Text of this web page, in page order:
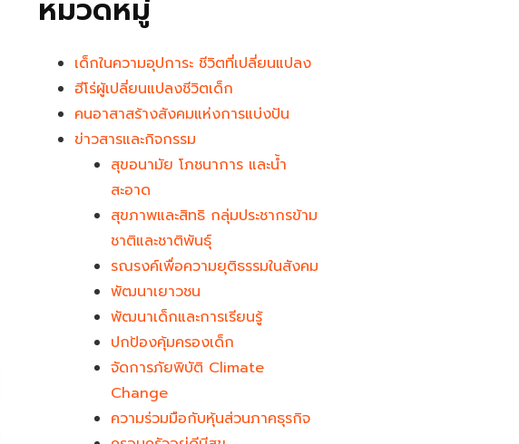
หมวดหมู่
เด็กในความอุปการะ ชีวิตที่เปลี่ยนแปลง
ฮีโร่ผู้เปลี่ยนแปลงชีวิตเด็ก
คนอาสาสร้างสังคมแห่งการแบ่งปัน
ข่าวสารและกิจกรรม
สุขอนามัย โภชนาการ และน้ำ
สะอาด
สุขภาพและสิทธิ กลุ่มประชากรข้าม
ชาติและชาติพันธุ์
รณรงค์เพื่อความยุติธรรมในสังคม
พัฒนาเยาวชน
พัฒนาเด็กและการเรียนรู้
ปกป้องคุ้มครองเด็ก
จัดการภัยพิบัติ Climate
Change
ความร่วมมือกับหุ้นส่วนภาคธุรกิจ